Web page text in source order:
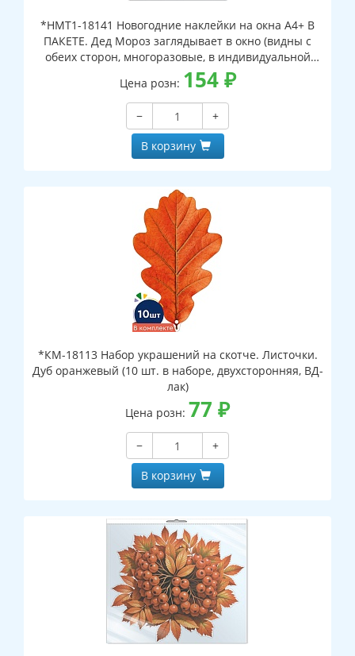
*НМТ1-18141 Новогодние наклейки на окна А4+ В
ПАКЕТЕ. Дед Мороз заглядывает в окно (видны с
обеих сторон, многоразовые, в индивидуальной
упаковке, с европодвесом и клеевым клапаном)
Цена розн: 154₽
−
+
В корзину
*КМ-18113 Набор украшений на скотче. Листочки.
Дуб оранжевый (10 шт. в наборе, двухсторонняя, ВД-
лак)
Цена розн: 77 ₽
−
+
В корзину